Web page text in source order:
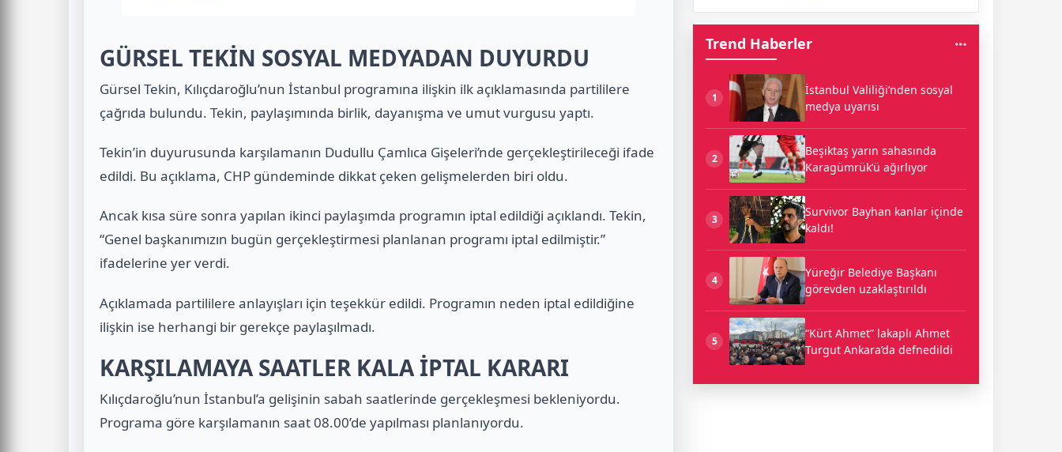
GÜRSEL TEKİN SOSYAL MEDYADAN DUYURDU
Gürsel Tekin, Kılıçdaroğlu’nun İstanbul programına ilişkin ilk açıklamasında partililere
çağrıda bulundu. Tekin, paylaşımında birlik, dayanışma ve umut vurgusu yaptı.
Tekin’in duyurusunda karşılamanın Dudullu Çamlıca Gişeleri’nde gerçekleştirileceği ifade
edildi. Bu açıklama, CHP gündeminde dikkat çeken gelişmelerden biri oldu.
Ancak kısa süre sonra yapılan ikinci paylaşımda programın iptal edildiği açıklandı. Tekin,
“Genel başkanımızın bugün gerçekleştirmesi planlanan programı iptal edilmiştir.”
ifadelerine yer verdi.
Açıklamada partililere anlayışları için teşekkür edildi. Programın neden iptal edildiğine
ilişkin ise herhangi bir gerekçe paylaşılmadı.
KARŞILAMAYA SAATLER KALA İPTAL KARARI
Kılıçdaroğlu’nun İstanbul’a gelişinin sabah saatlerinde gerçekleşmesi bekleniyordu.
Programa göre karşılamanın saat 08.00’de yapılması planlanıyordu.
Trend Haberler
1
İstanbul Valiliği’nden sosyal
medya uyarısı
2
Beşiktaş yarın sahasında
Karagümrük’ü ağırlıyor
3
Survivor Bayhan kanlar içinde
kaldı!
4
Yüreğir Belediye Başkanı
görevden uzaklaştırıldı
5
“Kürt Ahmet” lakaplı Ahmet
Turgut Ankara’da defnedildi